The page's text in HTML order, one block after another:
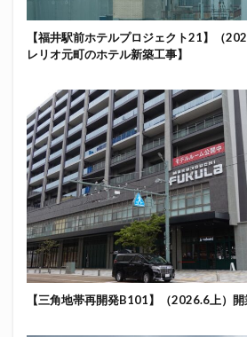
【福井駅前ホテルプロジェクト21】（
レリオ元町のホテル新築工事】
【三角地帯再開発B101】（2026.6上）開